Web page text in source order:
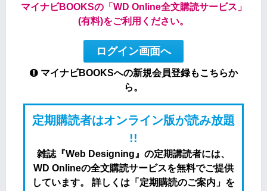
マイナビBOOKSの「WD Online全文購読サービス」
(有料)をご利用ください。
ログイン画面へ
マイナビBOOKSへの新規会員登録もこちらか
ら。
定期購読者はオンライン版が読み放題
!!
雑誌『Web Designing』の定期講読者には、
WD Onlineの全文購読サービスを無料でご提供
しています。 詳しくは「定期購読のご案内」を